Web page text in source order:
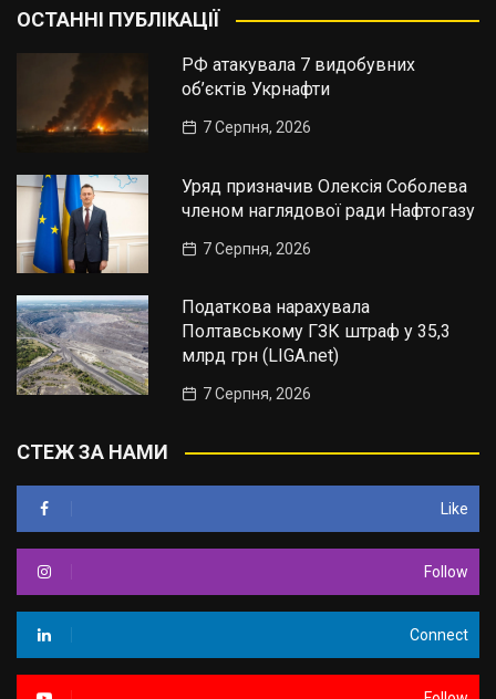
ОСТАННІ ПУБЛІКАЦІЇ
РФ атакувала 7 видобувних
об’єктів Укрнафти
7 Серпня, 2026
Уряд призначив Олексія Соболева
членом наглядової ради Нафтогазу
7 Серпня, 2026
Податкова нарахувала
Полтавському ГЗК штраф у 35,3
млрд грн (LIGA.net)
7 Серпня, 2026
СТЕЖ ЗА НАМИ
Like
Follow
Connect